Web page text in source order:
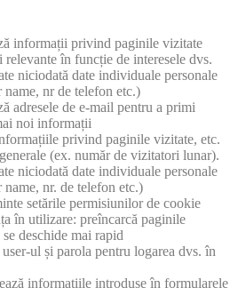
informații privind paginile vizitate
în funcție de interesele dvs.
niciodată date individuale personale
nr de telefon etc.)
adresele de e-mail pentru a primi
noi informații
privind paginile vizitate, etc.
(ex. număr de vizitatori lunar).
niciodată date individuale personale
nr. de telefon etc.)
setările permisiunilor de cookie
în utilizare: preîncarcă paginile
deschide mai rapid
ul și parola pentru logarea dvs. în
informațiile introduse în formularele